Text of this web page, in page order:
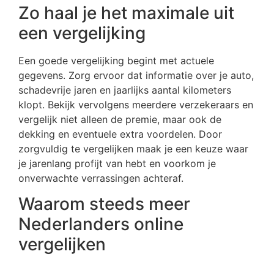
Zo haal je het maximale uit
een vergelijking
Een goede vergelijking begint met actuele
gegevens. Zorg ervoor dat informatie over je auto,
schadevrije jaren en jaarlijks aantal kilometers
klopt. Bekijk vervolgens meerdere verzekeraars en
vergelijk niet alleen de premie, maar ook de
dekking en eventuele extra voordelen. Door
zorgvuldig te vergelijken maak je een keuze waar
je jarenlang profijt van hebt en voorkom je
onverwachte verrassingen achteraf.
Waarom steeds meer
Nederlanders online
vergelijken